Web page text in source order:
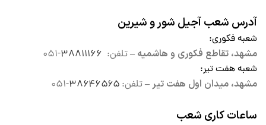
آدرس شعب آجیل شور و شیرین
شعبه فکوری:
مشهد، تقاطع فکوری و هاشمیه –تلفن: ۳۸۸۱۱۱۶۶-۰۵۱
شعبه هفت تیر:
مشهد، میدان اول هفت تیر –تلفن: ۳۸۶۴۶۵۶۵-۰۵۱
ساعات کاری شعب